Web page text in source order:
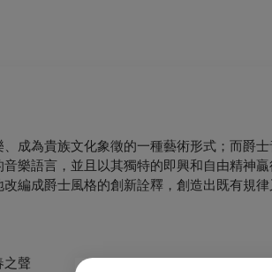
成為貴族文化象徵的一種藝術形式；而爵
樂語言，並且以其獨特的即興和自由精神
編成爵士風格的創新詮釋，創造出既有規
之聲